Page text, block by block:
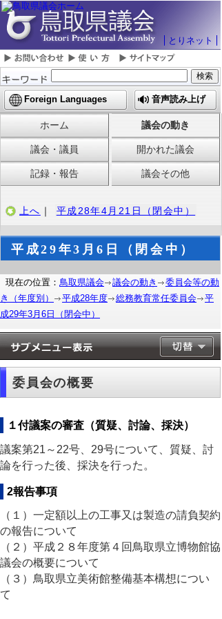
とりネット
Foreign Languages 音声読み上げ
ホーム 議会の動き
議会・議員 開かれた議会
記録・報告 議会その他
上へ ｜ 平成28年4月21日（閉会中）
平成29年3月6日（閉会中）
現在の位置： 鳥取県議会 議会の動き
委員会等の動
き（年度別）
平成28年度 総務教育常任委員会
平
成29年3月6日（閉会中）
委員会の概要
１付議案の審査（質疑、討論、採決）
議案第21～22号、29号について、質疑、討
論を行った後、採決を行った。
2報告事項
（１）一定額以上の工事又は製造の請負契約
の報告について
（２）平成２８年度第４回鳥取県立博物館協
議会の概要について
（３）鳥取県立美術館整備基本構想につい
て